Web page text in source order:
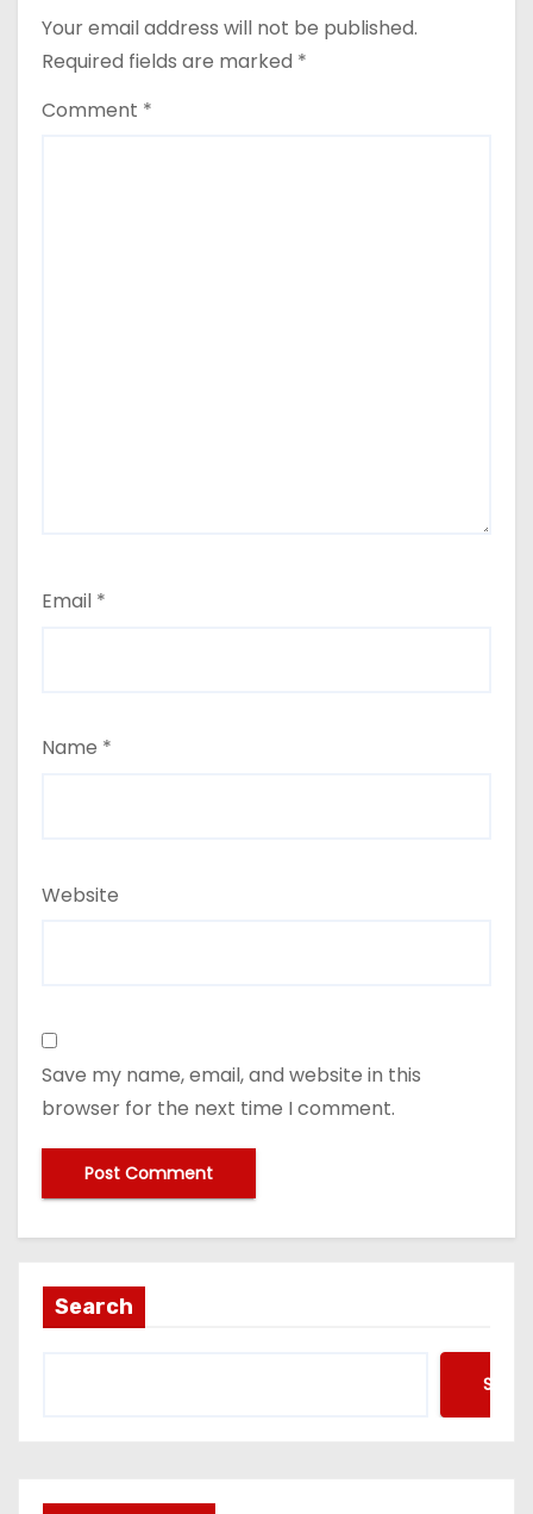
Your email address will not be published.
Required fields are marked *
Comment *
Email *
Name *
Website
Save my name, email, and website in this
browser for the next time I comment.
Search